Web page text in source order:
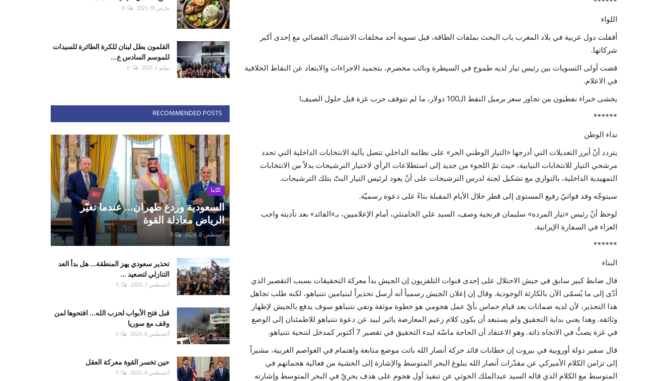
اللواء
أقفلت دول عربية في بلاد المغرب باب البحث بملفات الطاقة، قبل تسوية أحد مخلفات الاشتباك القضائي مع إحدى أكبر
شركاتها.
قضت أولى التسويات بين رئيس تيار لديه طموح في السيطرة ونائب مخضرم، بتجميد الاجراءات والابتعاد عن النقاط الخلافية
في الاعلام.
يخشى خبراء نفطيون من تجاوز سعر برميل النفط الـ100 دولار، ما لم تتوقف حرب غزة قبل حلول الصيف!
******
نداء الوطن
يتردد أنّ أبرز التعديلات التي أدرجها «التيار الوطني الحر» على نظامه الداخلي تتصل بآلية الانتخابات الداخلية التي تحدد
مرشحي التيار للانتخابات النيابية، حيث تمّ اللجوء من جديد إلى استطلاعات الرأي لاختيار الترشيحات بدلاً من الانتخابات
التمهيدية الداخلية، بالتوازي مع تشكيل لجنة لدرس الترشيحات على أنّ يعود لرئيس التيار البتّ بتلك الترشيحات.
سيتوجّه وفد قواتيّ رفيع المستوى إلى قطر خلال الأيام المقبلة بناءً على دعوة رسميّة.
لوحظ أنّ رئيس «تيار المرده» سليمان فرنجية وصف، السيد علي الخامنئي، أمام الإعلاميين، بـ»القائد» بعد تأديته واجب
العزاء في السفارة الإيرانية.
******
البناء
قال ضابط كبير سابق في جيش الاحتلال على إحدى قنوات التلفزيون إن الجيش بدأ معركة التحقيقات بسبب التقصير الذي
أدّى إلى ما يُسمّى الآن بالكارثة الوجودية. وقال إن إعلان الجيش رسمياً أنه أرسل تحذيراً لبنيامين نتنياهو، لكنه طلب تجاهل
هذا التحذير، لأن لديه ضمانات بعد قيام حماس بأيّ عمل هجومي هو خطوة موثقة ونفي نتنياهو سوف يدفع بالجيش لإظهار
وثائقه. وهذا يعني بداية التحقيق ولم يستبعد أن يكون كلام زعيم المعارضة يائير لبيد عن دعوة نتنياهو للاطمئنان إلى الوضع
في غزة يصبُّ في الاتجاه ذاته. وهو الاعتقاد أن الحاجة ماسّة لبدء التحقيق في تقصير 7 أكتوبر كمدخل لتنحية نتنياهو.
قال سفير دولة أوروبية في بيروت إن خطابات قائد حركة أنصار الله باتت موضع متابعة واهتمام في العواصم الغربية، مشيراً
إلى تزامن الكلام الأميركي عن مقدّرات أنصار الله ببلوغ البحر المتوسط والإشارة إلى الخشية من فعالية هجماتهم في
المتوسط مع الكلام الذي قاله السيد عبدالملك الحوثي عن تنفيذ أول هجوم على هدف بحريّ في البحر المتوسط وإشارته
مارس 19, 2025 0
القلمون بطل لبنان للكرة الطائرة للسيدات
للموسم السادس ع...
يوليو 3, 2025 0
RECOMMENDED POSTS
كتّابنا
السعودية وردع طهران... عندما تغيّر
الرياض معادلة القوة
أغسطس 8, 2026 0
تحذير سعودي يهز المنطقة... هل بدأ العد
التنازلي لتصعيد ...
أغسطس 7, 2026 0
قبل فتح الأبواب لحزب الله... افتحوها لمن
وقف مع سوريا
أغسطس 6, 2026 0
حين تخسر القوة معركة العقل
أغسطس 4, 2026 0